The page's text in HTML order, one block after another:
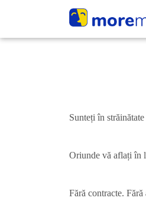
Sunteți în
Oriunde vă aflați în
Fără contracte.